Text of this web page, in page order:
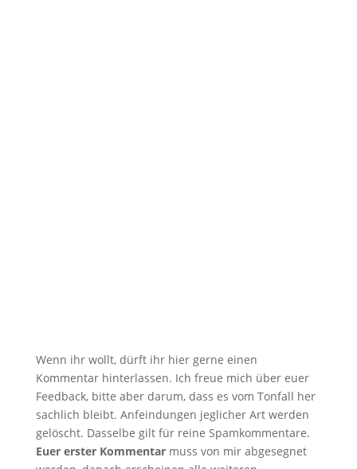
Wenn ihr wollt, dürft ihr hier gerne einen
Kommentar hinterlassen. Ich freue mich über euer
Feedback, bitte aber darum, dass es vom Tonfall her
sachlich bleibt. Anfeindungen jeglicher Art werden
gelöscht. Dasselbe gilt für reine Spamkommentare.
Euer erster Kommentarmuss von mir abgesegnet